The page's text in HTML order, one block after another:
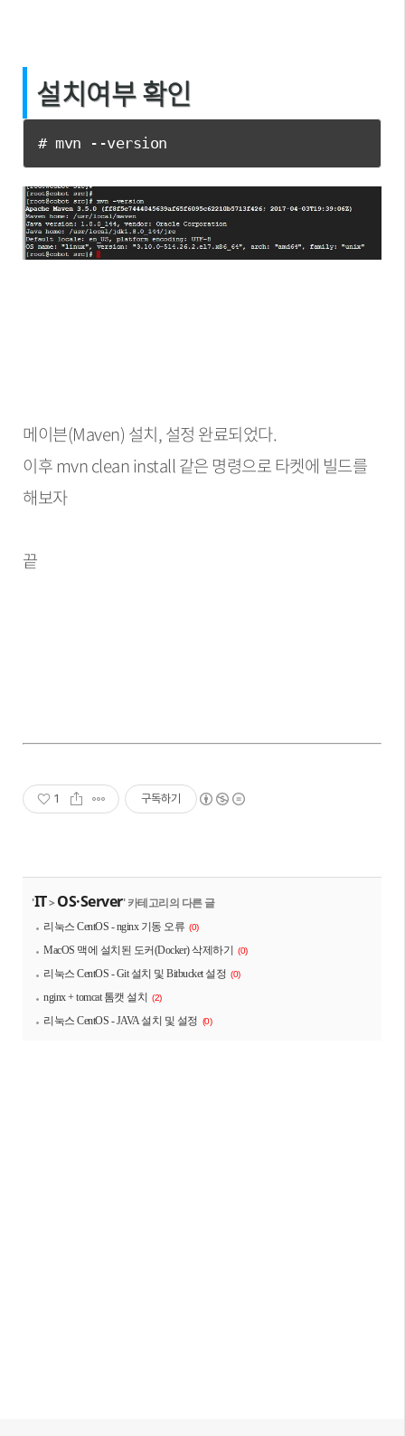
설치여부 확인
# mvn --version
메이븐(Maven) 설치, 설정 완료되었다.
이후 mvn clean install 같은 명령으로 타켓에 빌드를
해보자
끝
1 구독하기
'IT>OS·Server' 카테고리의 다른 글
리눅스 CentOS - nginx 기동 오류 (0)
MacOS 맥에 설치된 도커(Docker) 삭제하기 (0)
리눅스 CentOS - Git 설치 및 Bitbucket 설정 (0)
nginx + tomcat 톰캣 설치 (2)
리눅스 CentOS - JAVA 설치 및 설정 (0)